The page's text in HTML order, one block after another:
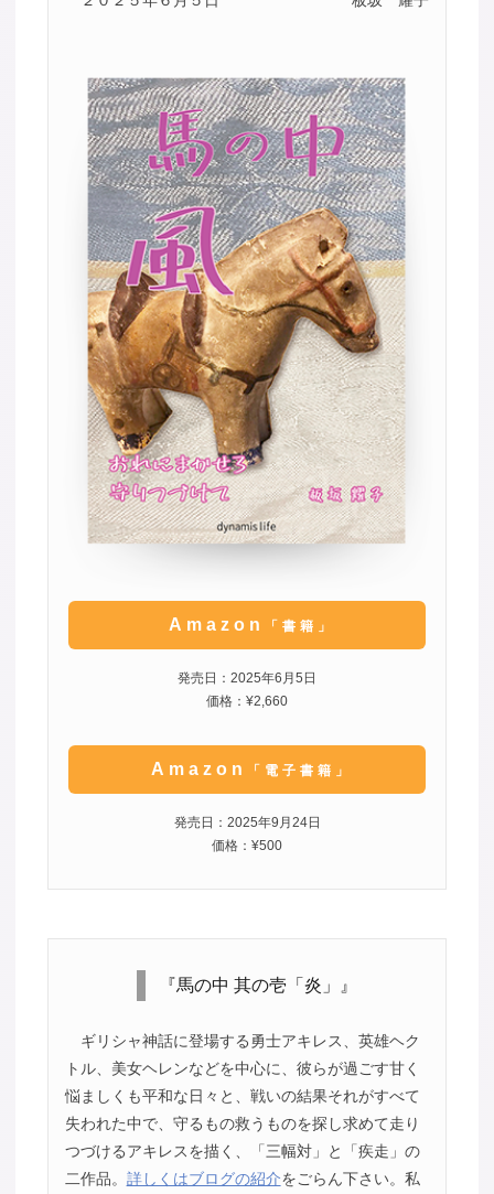
Amazon 「書籍」
発売日：2025年6月5日
価格：¥2,660
Amazon 「電子書籍」
発売日：2025年9月24日
価格：¥500
『馬の中 其の壱「炎」』
ギリシャ神話に登場する勇士アキレス、英雄ヘク
トル、美女ヘレンなどを中心に、彼らが過ごす甘く
悩ましくも平和な日々と、戦いの結果それがすべて
失われた中で、守るもの救うものを探し求めて走り
つづけるアキレスを描く、「三幅対」と「疾走」の
二作品。 詳しくはブログの紹介をごらん下さい。私